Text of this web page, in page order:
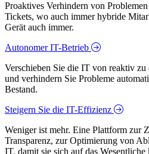
Proaktives Verhindern von
Tickets, wo auch immer hybride
Gerät auch immer.
Autonomer IT-Betrieb
Verschieben Sie die IT von reaktiv zu
und verhindern Sie Probleme
Bestand.
Steigern Sie die IT-Effizienz
Weniger ist mehr. Eine Plattform zur
Transparenz, zur Optimierung von
IT, damit sie sich auf das Wesentliche